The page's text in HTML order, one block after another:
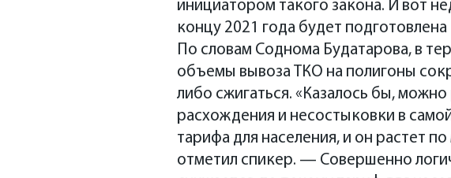
инициатором такого закона. И вот
концу 2021 года будет
По словам Соднома Будатарова, в
объемы вывоза ТКО на полигоны
либо сжигаться. «Казалось бы,
расхождения и несостыковки в
тарифа для населения, и он растет
отметил спикер. — Совершенно